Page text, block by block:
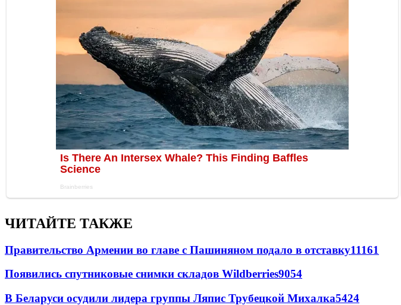
ЧИТАЙТЕ ТАКЖЕ
Правительство Армении во главе с Пашиняном подало в отставку11161
Появились спутниковые снимки складов Wildberries9054
В Беларуси осудили лидера группы Ляпис Трубецкой Михалка5424